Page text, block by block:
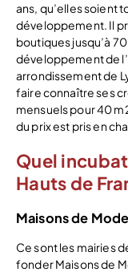
ans, qu’elles soient
développement. Il
boutiques jusqu’à
développement de
arrondissement de
faire connaître ses
mensuels pour 40
du prix est pris en
Quel
Hauts de
Maisons de Mode
Ce sont les mairies
fonder Maisons de